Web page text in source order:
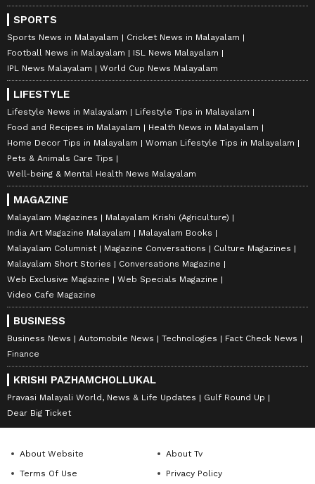
SPORTS
Sports News in Malayalam
Cricket News in Malayalam
Football News in Malayalam
ISL News Malayalam
IPL News Malayalam
World Cup News Malayalam
LIFESTYLE
Lifestyle News in Malayalam
Lifestyle Tips in Malayalam
Food and Recipes in Malayalam
Health News in Malayalam
Home Decor Tips in Malayalam
Woman Lifestyle Tips in Malayalam
Pets & Animals Care Tips
Well-being & Mental Health News Malayalam
MAGAZINE
Malayalam Magazines
Malayalam Krishi (Agriculture)
India Art Magazine Malayalam
Malayalam Books
Malayalam Columnist
Magazine Conversations
Culture Magazines
Malayalam Short Stories
Conversations Magazine
Web Exclusive Magazine
Web Specials Magazine
Video Cafe Magazine
BUSINESS
Business News Automobile News Technologies
Fact Check News
Finance
KRISHI PAZHAMCHOLLUKAL
Pravasi Malayali World, News & Life Updates
Gulf Round Up
Dear Big Ticket
About Website
About Tv
Terms Of Use
Privacy Policy